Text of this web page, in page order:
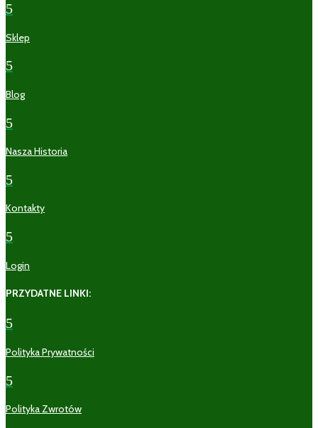
5
Sklep
5
Blog
5
Nasza Historia
5
Kontakty
5
Login
PRZYDATNE LINKI:
5
Polityka Prywatności
5
Polityka Zwrotów